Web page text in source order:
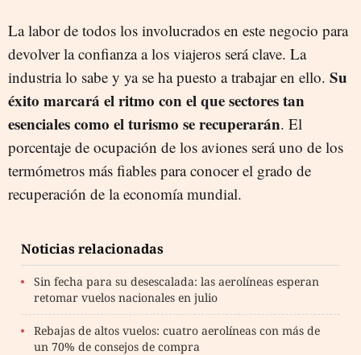
La labor de todos los involucrados en este negocio para
devolver la confianza a los viajeros será clave. La
industria lo sabe y ya se ha puesto a trabajar en ello. Su
éxito marcará el ritmo con el que sectores tan
esenciales como el turismo se recuperarán. El
porcentaje de ocupación de los aviones será uno de los
termómetros más fiables para conocer el grado de
recuperación de la economía mundial.
Noticias relacionadas
Sin fecha para su desescalada: las aerolíneas esperan
retomar vuelos nacionales en julio
Rebajas de altos vuelos: cuatro aerolíneas con más de
un 70% de consejos de compra